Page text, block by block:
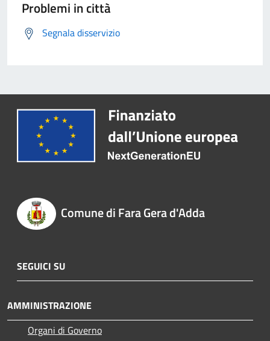
Problemi in città
Segnala disservizio
Comune di Fara Gera d'Adda
SEGUICI SU
AMMINISTRAZIONE
Organi di Governo